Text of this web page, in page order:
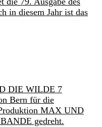
in diesem Jahr ist das
DIE WILDE 7
Bern für die
MAX UND
gedreht.